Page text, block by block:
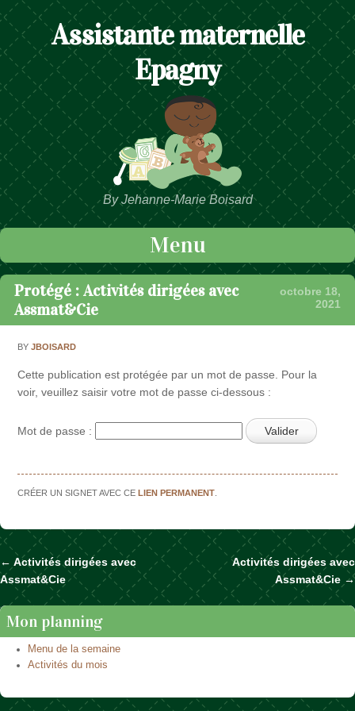
Assistante maternelle
Epagny
By Jehanne-Marie Boisard
Menu
Passer au contenu
Protégé : Activités dirigées avec
Assmat&Cie
octobre 18,
2021
BYJBOISARD
Cette publication est protégée par un mot de passe. Pour la
voir, veuillez saisir votre mot de passe ci-dessous :
Mot de passe :
CRÉER UN SIGNET AVEC CELIEN PERMANENT
Naviguer dans les articles
← Activités dirigées avec
Assmat&Cie
Activités dirigées avec
Assmat&Cie →
Mon planning
Menu de la semaine
Activités du mois